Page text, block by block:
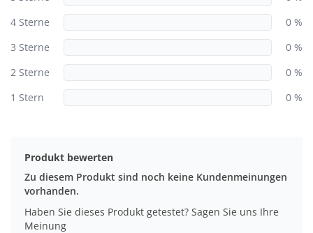
4 Sterne
0 %
3 Sterne
0 %
2 Sterne
0 %
1 Stern
0 %
Produkt bewerten
Zu diesem Produkt sind noch keine Kundenmeinungen
vorhanden.
Haben Sie dieses Produkt getestet? Sagen Sie uns Ihre
Meinung